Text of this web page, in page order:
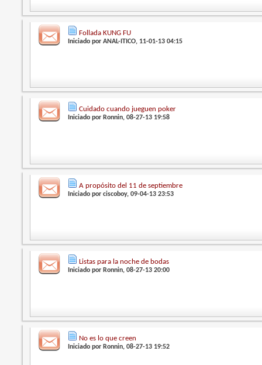
Follada KUNG FU
Iniciado porANAL-ITICO, 11-01-13 04:15
Cuidado cuando jueguen poker
Iniciado por Ronnin, 08-27-13 19:58
A propósito del 11 de septiembre
Iniciado porciscoboy, 09-04-13 23:53
Listas para la noche de bodas
Iniciado por Ronnin, 08-27-13 20:00
No es lo que creen
Iniciado por Ronnin, 08-27-13 19:52